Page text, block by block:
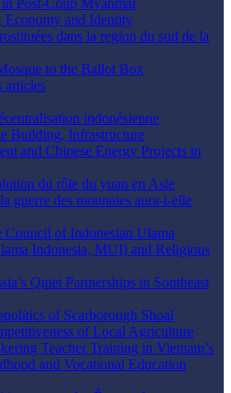
Post-Coup Myanmar
Economy and Identity
dans la region du sud de la
to the Ballot Box
articles
indonésienne
Building, Infrastructure
and Chinese Energy Projects in
du rôle du yuan en Asie
guerre des monnaies aura-t-elle
Council of Indonesian Ulama
Indonesia, MUI) and Religious
Quiet Partnerships in Southeast
of Scarborough Shoal
of Local Agriculture
Teacher Training in Vietnam’s
and Vocational Education